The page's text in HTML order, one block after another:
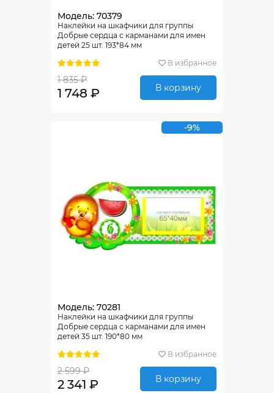
Модель: 70379
Наклейки на шкафчики для группы
Добрые сердца с карманами для имен
детей 25 шт. 193*84 мм
В избранное
1 835 ₽
1 748 ₽ В корзину
-9%
Модель: 70281
Наклейки на шкафчики для группы
Добрые сердца с карманами для имен
детей 35 шт. 190*80 мм
В избранное
2 599 ₽
2 341 ₽ В корзину